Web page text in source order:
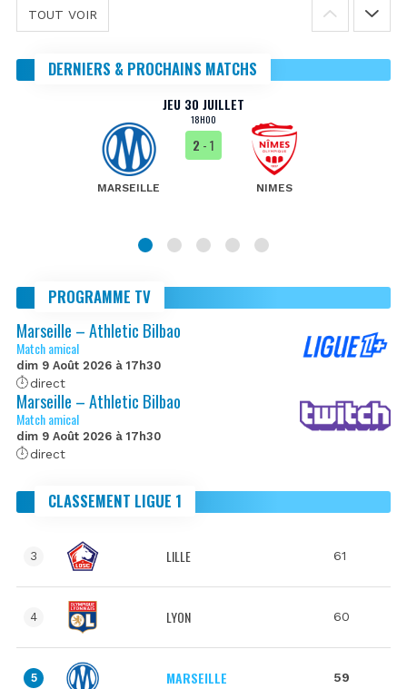
TOUT VOIR
DERNIERS & PROCHAINS MATCHS
JEU 30 JUILLET
18H00
MARSEILLE
2 - 1
NIMES
PROGRAMME TV
Marseille – Athletic Bilbao
Match amical
dim 9 Août 2026 à 17h30
direct
Marseille – Athletic Bilbao
Match amical
dim 9 Août 2026 à 17h30
direct
CLASSEMENT LIGUE 1
3 LILLE 61
4 LYON 60
5 MARSEILLE 59